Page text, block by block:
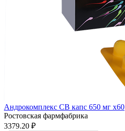
Андрокомплекс СВ капс 650 мг x60
Ростовская фармфабрика
3379.20 ₽